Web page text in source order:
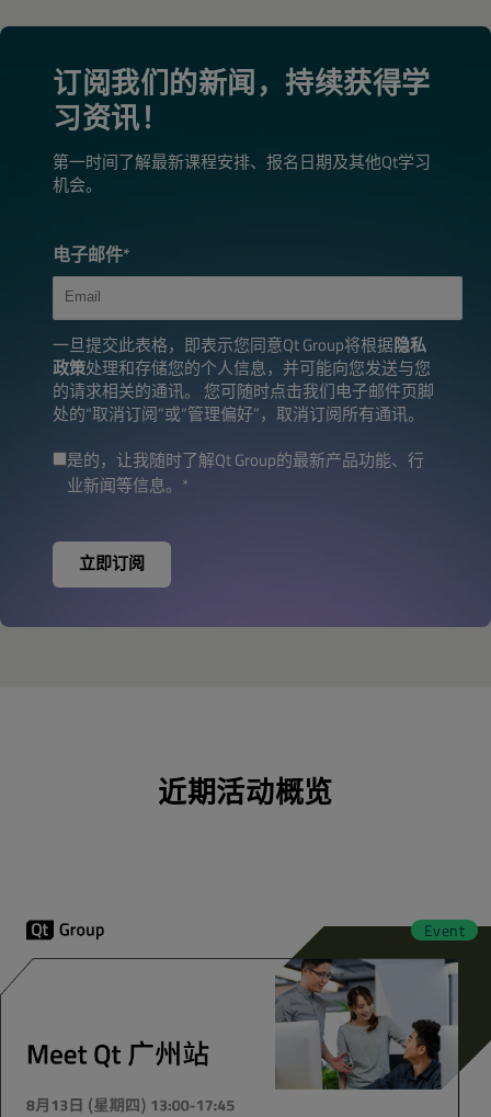
订阅我们的新闻，持续获得学
习资讯！
第一时间了解最新课程安排、报名日期及其他Qt学习
机会。
电子邮件*
一旦提交此表格，即表示您同意Qt Group将根据隐私
政策处理和存储您的个人信息，并可能向您发送与您
的请求相关的通讯。 您可随时点击我们电子邮件页脚
处的“取消订阅”或“管理偏好”，取消订阅所有通讯。
是的，让我随时了解Qt Group的最新产品功能、行
业新闻等信息。 *
近期活动概览
Event